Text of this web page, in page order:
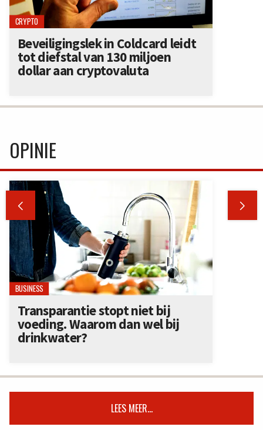
CRYPTO
Beveiligingslek in Coldcard leidt
tot diefstal van 130 miljoen
dollar aan cryptovaluta
OPINIE
 
BUSINESS
Transparantie stopt niet bij
voeding. Waarom dan wel bij
drinkwater?
LEES MEER...